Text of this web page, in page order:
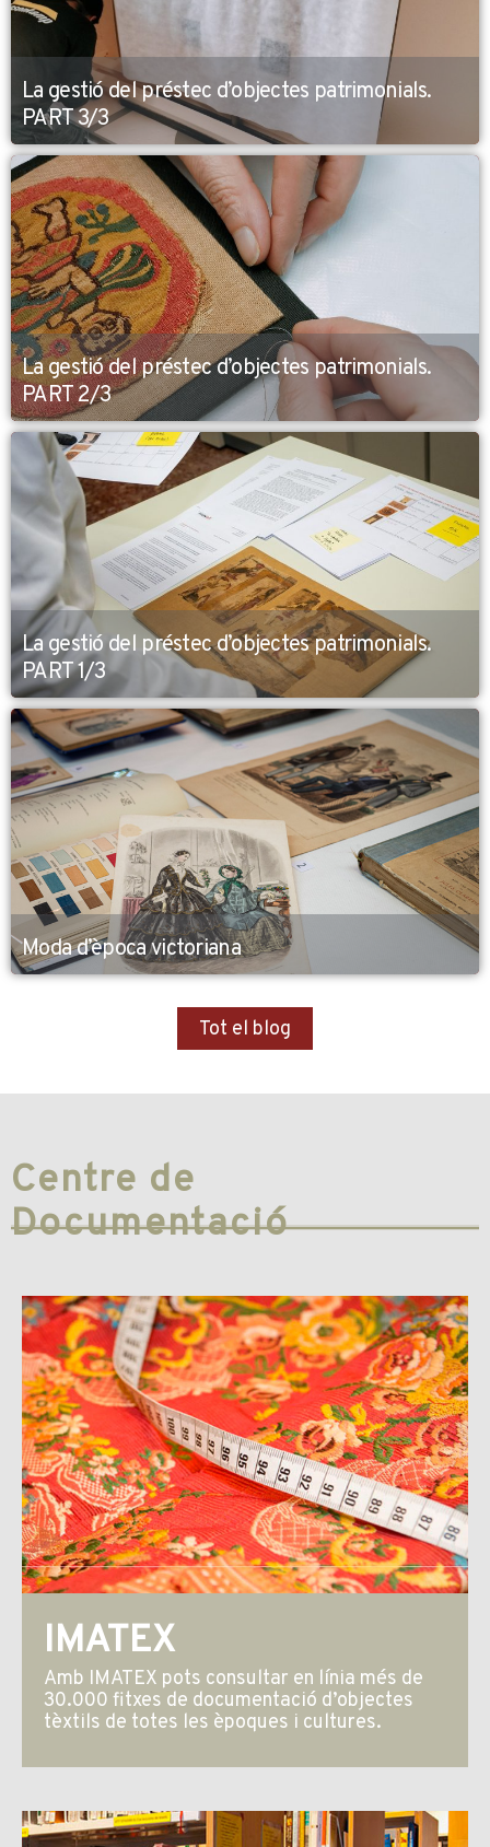
La gestió del préstec d’objectes patrimonials.
PART 3/3
La gestió del préstec d’objectes patrimonials.
PART 2/3
La gestió del préstec d’objectes patrimonials.
PART 1/3
Moda d’època victoriana
Tot el blog
Centre de
Documentació
IMATEX
Amb IMATEX pots consultar en línia més de
30.000 fitxes de documentació d’objectes
tèxtils de totes les èpoques i cultures.